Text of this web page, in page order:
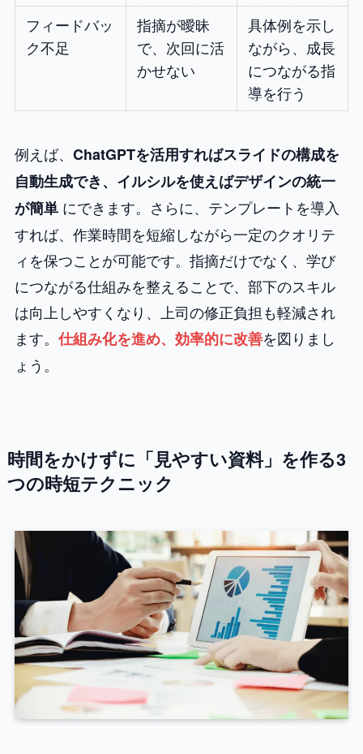
フィードバッ
ク不足
指摘が曖昧
で、次回に活
かせない
具体例を示し
ながら、成長
につながる指
導を行う
例えば、 ChatGPTを活用すればスライドの構成を
自動生成でき、イルシルを使えばデザインの統一
が簡単にできます。さらに、テンプレートを導入
すれば、作業時間を短縮しながら一定のクオリテ
ィを保つことが可能です。指摘だけでなく、学び
につながる仕組みを整えることで、部下のスキル
は向上しやすくなり、上司の修正負担も軽減され
ます。 仕組み化を進め、効率的に改善を図りまし
ょう。
時間をかけずに「見やすい資料」を作る3
つの時短テクニック